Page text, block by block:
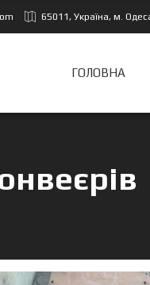
65011, Україна, м.
ГОЛОВНА